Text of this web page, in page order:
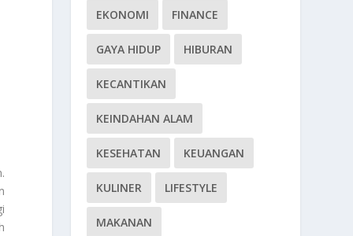
EKONOMI FINANCE
GAYA HIDUP HIBURAN
KECANTIKAN
KEINDAHAN ALAM
KESEHATAN KEUANGAN
KULINER LIFESTYLE
MAKANAN